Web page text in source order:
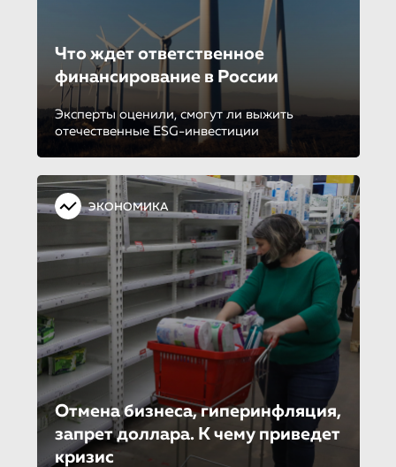
Что ждет ответственное
финансирование в России
Эксперты оценили, смогут ли выжить
отечественные ESG-инвестиции
ЭКОНОМИКА
Отмена бизнеса, гиперинфляция,
запрет доллара. К чему приведет
кризис